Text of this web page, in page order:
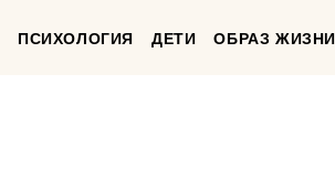
ПСИХОЛОГИЯ ДЕТИ ОБРАЗ ЖИЗНИ